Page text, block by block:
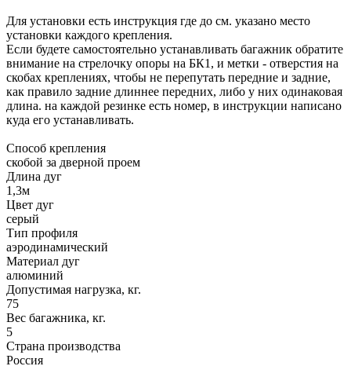
Для установки есть инструкция где до см. указано место
установки каждого крепления.
Если будете самостоятельно устанавливать багажник обратите
внимание на стрелочку опоры на БК1, и метки - отверстия на
скобах креплениях, чтобы не перепутать передние и задние,
как правило задние длиннее передних, либо у них одинаковая
длина. на каждой резинке есть номер, в инструкции написано
куда его устанавливать.
Способ крепления
скобой за дверной проем
Длина дуг
1,3м
Цвет дуг
серый
Тип профиля
аэродинамический
Материал дуг
алюминий
Допустимая нагрузка, кг.
75
Вес багажника, кг.
5
Страна производства
Россия